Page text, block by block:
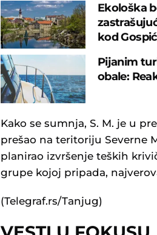
Ekološka
kod
Pijanim
obale:
Kako se sumnja, S. M. je u
prešao na teritoriju Severne
planirao izvršenje teških
grupe kojoj pripada,
(Telegraf.rs/Tanjug)